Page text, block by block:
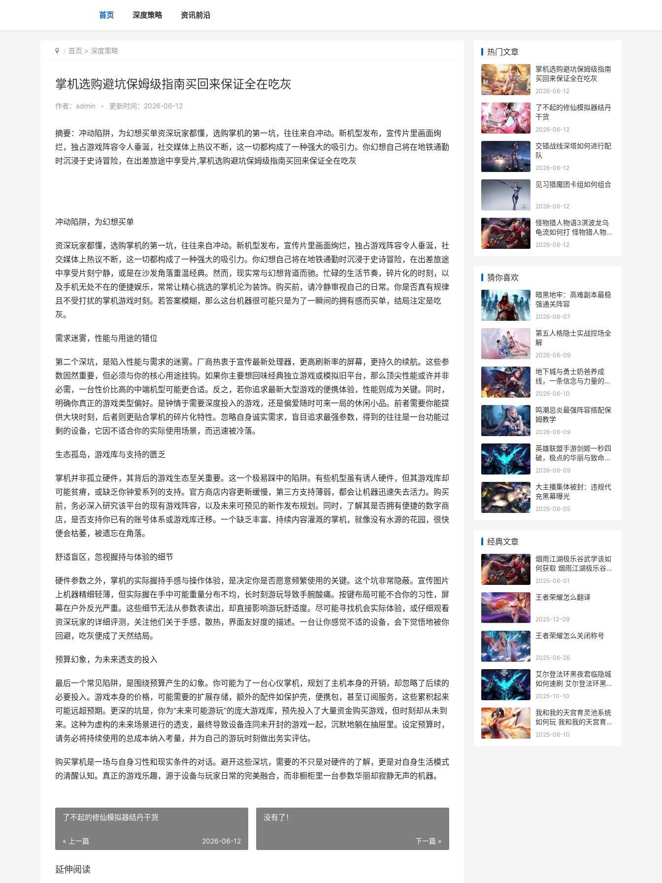
首页 深度策略 资讯前沿
首页 > 深度策略
掌机选购避坑保姆级指南买回来保证全在吃灰
作者： admin • 更新时间：2026-06-12
摘要：冲动陷阱，为幻想买单资深玩家都懂，选购掌机的第一坑，往往来自冲动。新机型发布，宣传片里画面绚
烂，独占游戏阵容令人垂涎，社交媒体上热议不断，这一切都构成了一种强大的吸引力。你幻想自己将在地铁通勤
时沉浸于史诗冒险，在出差旅途中享受片,掌机选购避坑保姆级指南买回来保证全在吃灰
冲动陷阱，为幻想买单
资深玩家都懂，选购掌机的第一坑，往往来自冲动。新机型发布，宣传片里画面绚烂，独占游戏阵容令人垂涎，社
交媒体上热议不断，这一切都构成了一种强大的吸引力。你幻想自己将在地铁通勤时沉浸于史诗冒险，在出差旅途
中享受片刻宁静，或是在沙发角落重温经典。然而，现实常与幻想背道而驰。忙碌的生活节奏，碎片化的时刻，以
及手机无处不在的便捷娱乐，常常让精心挑选的掌机沦为装饰。购买前，请冷静审视自己的日常。你是否真有规律
且不受打扰的掌机游戏时刻。若答案模糊，那么这台机器很可能只是为了一瞬间的拥有感而买单，结局注定是吃
灰。
需求迷雾，性能与用途的错位
第二个深坑，是陷入性能与需求的迷雾。厂商热衷于宣传最新处理器，更高刷新率的屏幕，更持久的续航。这些参
数固然重要，但必须与你的核心用途挂钩。如果你主要想回味经典独立游戏或模拟旧平台，那么顶尖性能或许并非
必需，一台性价比高的中端机型可能更合适。反之，若你追求最新大型游戏的便携体验，性能则成为关键。同时，
明确你真正的游戏类型偏好。是钟情于需要深度投入的游戏，还是偏爱随时可来一局的休闲小品。前者需要你能提
供大块时刻，后者则更贴合掌机的碎片化特性。忽略自身诚实需求，盲目追求最强参数，得到的往往是一台功能过
剩的设备，它因不适合你的实际使用场景，而迅速被冷落。
生态孤岛，游戏库与支持的匮乏
掌机并非孤立硬件，其背后的游戏生态至关重要。这一个极易踩中的陷阱。有些机型虽有诱人硬件，但其游戏库却
可能贫瘠，或缺乏你钟爱系列的支持。官方商店内容更新缓慢，第三方支持薄弱，都会让机器迅速失去活力。购买
前，务必深入研究该平台的现有游戏阵容，以及未来可预见的新作发布规划。同时，了解其是否拥有便捷的数字商
店，是否支持你已有的账号体系或游戏库迁移。一个缺乏丰富、持续内容灌溉的掌机，就像没有水源的花园，很快
便会枯萎，被遗忘在角落。
舒适盲区，忽视握持与体验的细节
硬件参数之外，掌机的实际握持手感与操作体验，是决定你是否愿意频繁使用的关键。这个坑非常隐蔽。宣传图片
上机器精细轻薄，但实际握在手中可能重量分布不均，长时刻游玩导致手腕酸痛。按键布局可能不合你的习性，屏
幕在户外反光严重。这些细节无法从参数表读出，却直接影响游玩舒适度。尽可能寻找机会实际体验，或仔细观看
资深玩家的详细评测，关注他们关于手感，散热，界面友好度的描述。一台让你感觉不适的设备，会下觉悟地被你
回避，吃灰便成了天然结局。
预算幻象，为未来透支的投入
最后一个常见陷阱，是围绕预算产生的幻象。你可能为了一台心仪掌机，规划了主机本身的开销，却忽略了后续的
必要投入。游戏本身的价格，可能需要的扩展存储，额外的配件如保护壳，便携包，甚至订阅服务，这些累积起来
可能远超预期。更深的坑是，你为“未来可能游玩”的庞大游戏库，预先投入了大量资金购买游戏，但时刻却从未到
来。这种为虚构的未来场景进行的透支，最终导致设备连同未开封的游戏一起，沉默地躺在抽屉里。设定预算时，
请务必将持续使用的总成本纳入考量，并为自己的游玩时刻做出务实评估。
购买掌机是一场与自身习性和现实条件的对话。避开这些深坑，需要的不只是对硬件的了解，更是对自身生活模式
的清醒认知。真正的游戏乐趣，源于设备与玩家日常的完美融合，而非橱柜里一台参数华丽却寂静无声的机器。
了不起的修仙模拟器结丹干货
« 上一篇 2026-06-12
没有了！
下一篇 »
延伸阅读
热门文章
掌机选购避坑保姆级指南
买回来保证全在吃灰
2026-06-12
了不起的修仙模拟器结丹
干货
2026-06-12
交错战线深塔如何进行配
队
2026-06-12
见习猎魔团卡组如何组合
2026-06-12
怪物猎人物语3溟波龙乌
龟流如何打 怪物猎人物语
3攻略
2026-06-12
猜你喜欢
暗黑地牢：高难副本最稳
强通关阵容
2026-06-07
第五人格隐士实战控场全
解
2026-06-09
地下城与勇士奶爸养成
线，一条信念与力量的传
承之路
2026-06-10
鸣潮忌炎最强阵容搭配保
姆教学
2026-06-09
英雄联盟手游剑姬一秒四
破，极点的华丽与致命的
艺术
2026-06-09
大主播集体被封：违规代
充黑幕曝光
2026-06-05
经典文章
烟雨江湖极乐谷武学该如
何获取 烟雨江湖极乐谷
wiki
2025-06-01
王者荣耀怎么翻译
2025-12-09
王者荣耀怎么关闭称号
2025-06-26
艾尔登法环黑夜君临隐城
如何速刷 艾尔登法环黑夜
彗星
2025-10-10
我和我的天宫育灵池系统
如何玩 我和我的天宫育灵
池怎么觉醒什么血脉
2025-06-10